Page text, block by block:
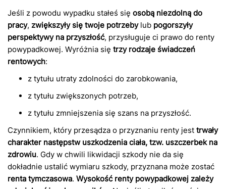
Jeśli z powodu wypadku stałeś się osobą niezdolną do
pracy, zwiększyły się twoje potrzebylub pogorszyły
perspektywy na przyszłość, przysługuje ci prawo do renty
powypadkowej. Wyróżnia się trzy rodzaje świadczeń
rentowych:
z tytułu utraty zdolności do zarobkowania,
z tytułu zwiększonych potrzeb,
z tytułu zmniejszenia się szans na przyszłość.
Czynnikiem, który przesądza o przyznaniu renty jest trwały
charakter następstw uszkodzenia ciała, tzw. uszczerbek na
zdrowiu. Gdy w chwili likwidacji szkody nie da się
dokładnie ustalić wymiaru szkody, przyznana może zostać
renta tymczasowa. Wysokość renty powypadkowej zależy